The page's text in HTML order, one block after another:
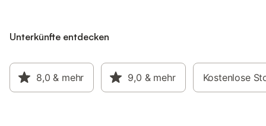
Unterkünfte entdecken
8,0 & mehr 9,0 & mehr Kostenlose